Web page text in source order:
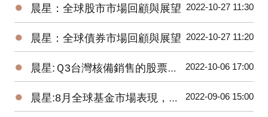
● 晨星：全球股市市場回顧與展望 2022-10-27 11:30
● 晨星：全球債券市場回顧與展望 2022-10-27 11:20
● 晨星:Ｑ3台灣核備銷售的股票型基金虧損8.77%，債券型基金虧損5.61% 2022-10-06 17:00
● 晨星:8月全球基金市場表現，能源基金逆勢上漲2.8%、貴金屬基金下跌7.9% 2022-09-06 15:00